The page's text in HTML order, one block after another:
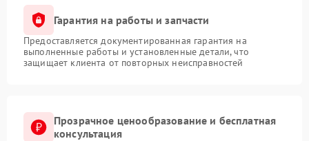
Гарантия на работы и запчасти
Предоставляется документированная гарантия на
выполненные работы и установленные детали, что
защищает клиента от повторных неисправностей
Прозрачное ценообразование и бесплатная
консультация